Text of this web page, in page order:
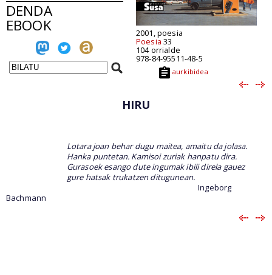
DENDA
EBOOK 2001, poesia
Poesia 33
104 orrialde
978-84-95511-48-5
aurkibidea
HIRU
Lotara joan behar dugu maitea, amaitu da jolasa.
Hanka puntetan. Kamisoi zuriak hanpatu dira.
Gurasoek esango dute ingumak ibili direla gauez
gure hatsak trukatzen ditugunean.
Ingeborg
Bachmann